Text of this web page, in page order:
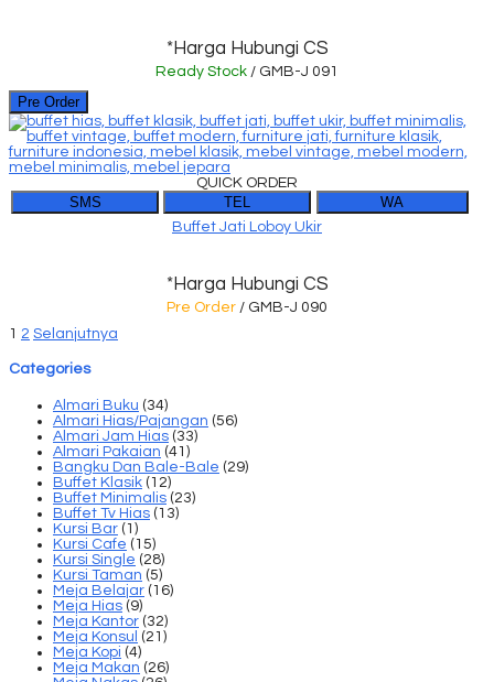
*Harga Hubungi CS
Ready Stock / GMB-J 091
Pre Order
QUICK ORDER
SMS TEL WA
Buffet Jati Loboy Ukir
*Harga Hubungi CS
Pre Order / GMB-J 090
1 2 Selanjutnya
Categories
Almari Buku (34)
Almari Hias/Pajangan (56)
Almari Jam Hias (33)
Almari Pakaian (41)
Bangku Dan Bale-Bale (29)
Buffet Klasik (12)
Buffet Minimalis (23)
Buffet Tv Hias (13)
Kursi Bar (1)
Kursi Cafe (15)
Kursi Single (28)
Kursi Taman (5)
Meja Belajar (16)
Meja Hias (9)
Meja Kantor (32)
Meja Konsul (21)
Meja Kopi (4)
Meja Makan (26)